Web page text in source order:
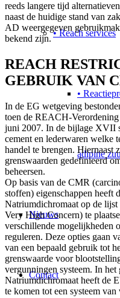
• Reach services
•
adipine
Nieuws
Contact
reeds langere tijd
naast de huidige stand van
AD weergegeven
bekend zijn.
REACH
GEBRUIK VAN
In de EG wetgeving
toen de REACH-
juni 2007. In de bijlage XVII
cement en lederwaren welke
handel te brengen. Hiernaast
grenswaarden gedefinieerd
beheersen.
Op basis van de CMR
stoffen) eigenschappen heeft
Natriumdichromaat op de
Very High Concern) te
verschillende mogelijkheden
reguleren. Deze opties gaan
van een bepaald gebruik tot
grenswaarde voor
vergunningen systeem. In
Natriumdichromaat heeft de
te komen tot een systeem